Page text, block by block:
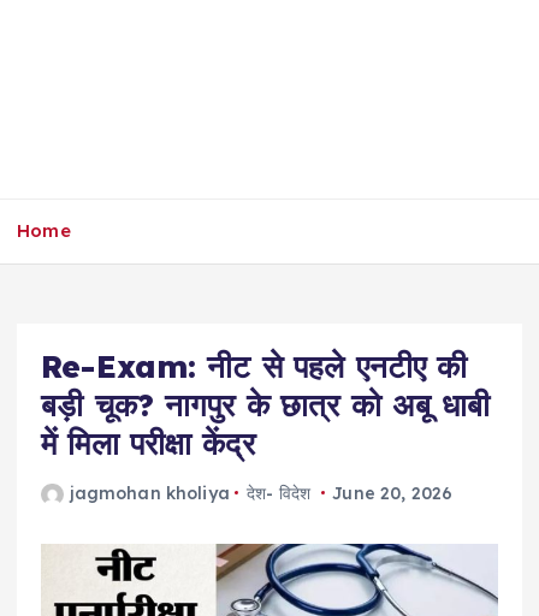
Home
Re-Exam: नीट से पहले एनटीए की
बड़ी चूक? नागपुर के छात्र को अबू धाबी
में मिला परीक्षा केंद्र
jagmohan kholiya देश- विदेश June 20, 2026